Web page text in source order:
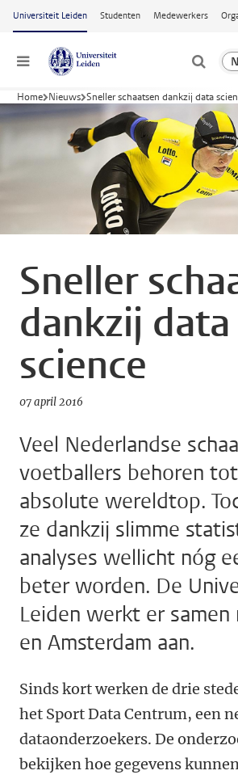
Ga naar hoofdinhoud
Universiteit Leiden Studenten Medewerkers
Menu
Home Nieuws Sneller schaatsen dankzij data
Sneller
dankzij data
science
07 april 2016
Veel Nederlandse
voetballers behoren
absolute wereldtop.
ze dankzij slimme
analyses wellicht nóg
beter worden. De
Leiden werkt er
en Amsterdam aan.
Sinds kort werken de drie
het Sport Data Centrum, een
dataonderzoekers. De
bekijken hoe gegevens